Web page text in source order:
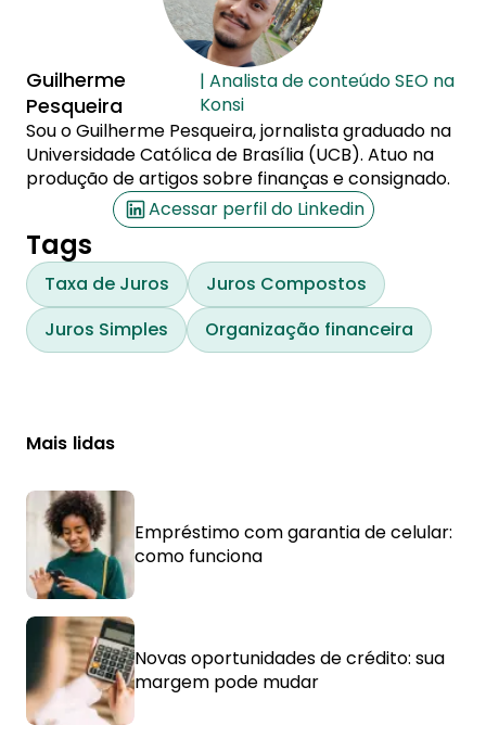
Guilherme
Pesqueira
| Analista de conteúdo SEO na
Konsi
Sou o Guilherme Pesqueira, jornalista graduado na
Universidade Católica de Brasília (UCB). Atuo na
produção de artigos sobre finanças e consignado.
Acessar perfil do Linkedin
Tags
Taxa de Juros
Juros Compostos
Juros Simples
Organização financeira
Mais lidas
Empréstimo com garantia de celular:
como funciona
Novas oportunidades de crédito: sua
margem pode mudar